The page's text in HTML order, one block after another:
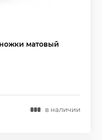
ножки матовый
в наличии